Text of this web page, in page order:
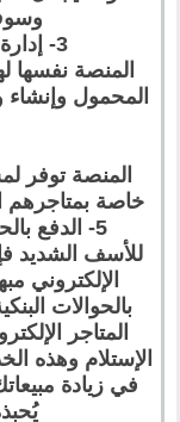
3- إدارة المتجر مِن الهاتف المحمول
المنصة نفسها
المحمول
المنصة توفر
خاصة بمتاجرهم
5- الدفع بالحوالات البنكية والدفع عند الإستلام
للأسف الشديد
الإلكتروني
بالحوالات
المتاجر
الإستلام وهذه
في زيادة